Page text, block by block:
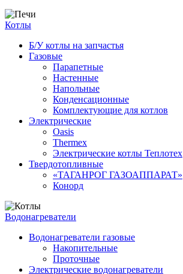
Котлы
Б/У котлы на запчастья
Газовые
Парапетные
Настенные
Напольные
Конденсационные
Комплектующие для котлов
Электрические
Oasis
Thermex
Электрические котлы Теплотех
Твердотопливные
«ТАГАНРОГ ГАЗОАППАРАТ»
Конорд
Водонагреватели
Водонагреватели газовые
Накопительные
Проточные
Электрические водонагреватели